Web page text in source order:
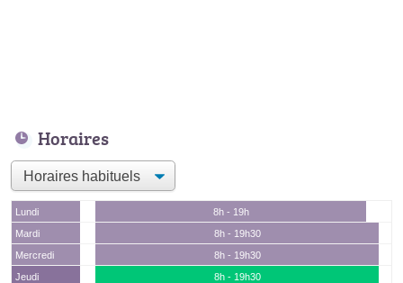
Horaires
Lundi
8h - 19h
Mardi
8h - 19h30
Mercredi
8h - 19h30
Jeudi
8h - 19h30